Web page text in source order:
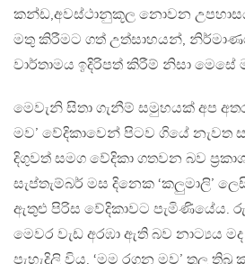
කන්ඩ,අවස්ථානුකූල නොවන
මතු කිරීමට ගත් උත්සාහයන්,
වාර්තාමය ඉදිරිපත් කිරීම් නිසා
මෙවැනි සිතා ගැනීම් සමුහයක් අප අතර
මව’ වේදිකාවෙන් පිටව ගියේ නැවත
දිගුවත් සමග වේදිකා ගතවන බව
සැප්තැම්බර් මස දිනෙක ‘කලුමාලි’
ඇතුළු පිරිස වේදිකාවට පැමිණියේය.
මෙවර වැඩ අරඹා ඇති බව නාට්‍යය
පැහැදිලි විය. ‘මම රගන මව’ තුල තිබූ